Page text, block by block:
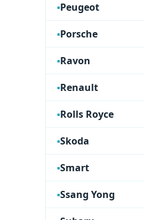
Peugeot
Porsche
Ravon
Renault
Rolls Royce
Skoda
Smart
Ssang Yong